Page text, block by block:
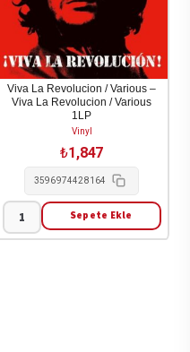
Viva La Revolucion / Various –
Viva La Revolucion / Various
1LP
Vinyl
₺1,847
3596974428164
Viva
Sepete Ekle